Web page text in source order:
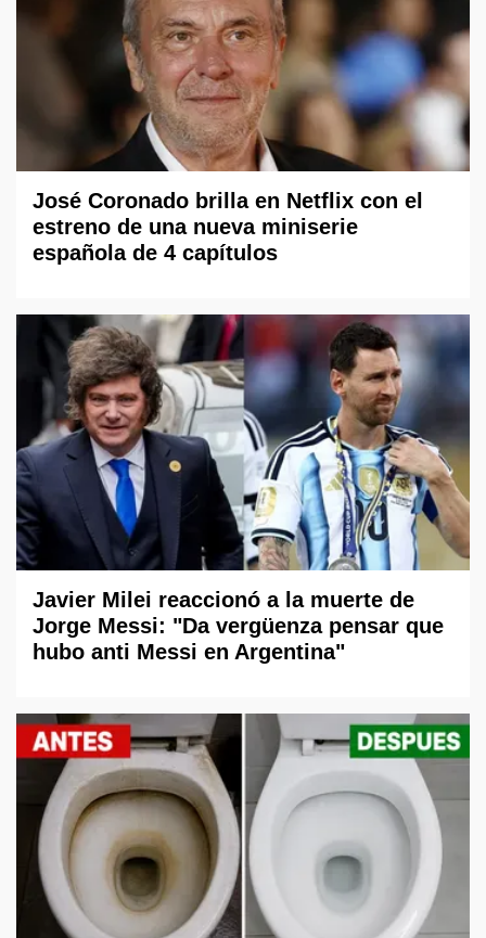
José Coronado brilla en Netflix con el
estreno de una nueva miniserie
española de 4 capítulos
Javier Milei reaccionó a la muerte de
Jorge Messi: "Da vergüenza pensar que
hubo anti Messi en Argentina"